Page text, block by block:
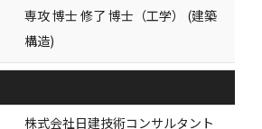
専攻 博士 修了 博士（工学） (建築
構造)
株式会社日建技術コンサルタント